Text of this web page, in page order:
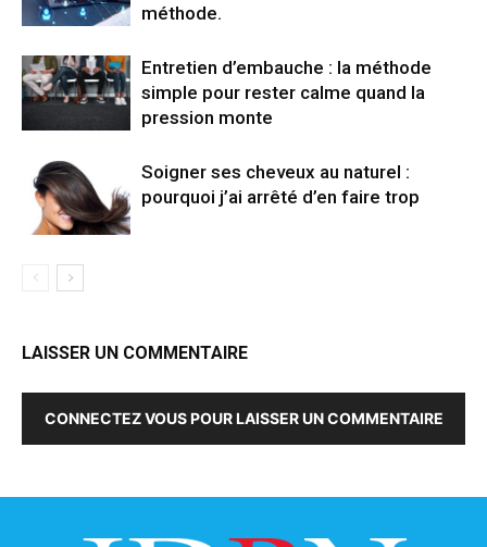
méthode.
Entretien d’embauche : la méthode
simple pour rester calme quand la
pression monte
Soigner ses cheveux au naturel :
pourquoi j’ai arrêté d’en faire trop
LAISSER UN COMMENTAIRE
CONNECTEZ VOUS POUR LAISSER UN COMMENTAIRE